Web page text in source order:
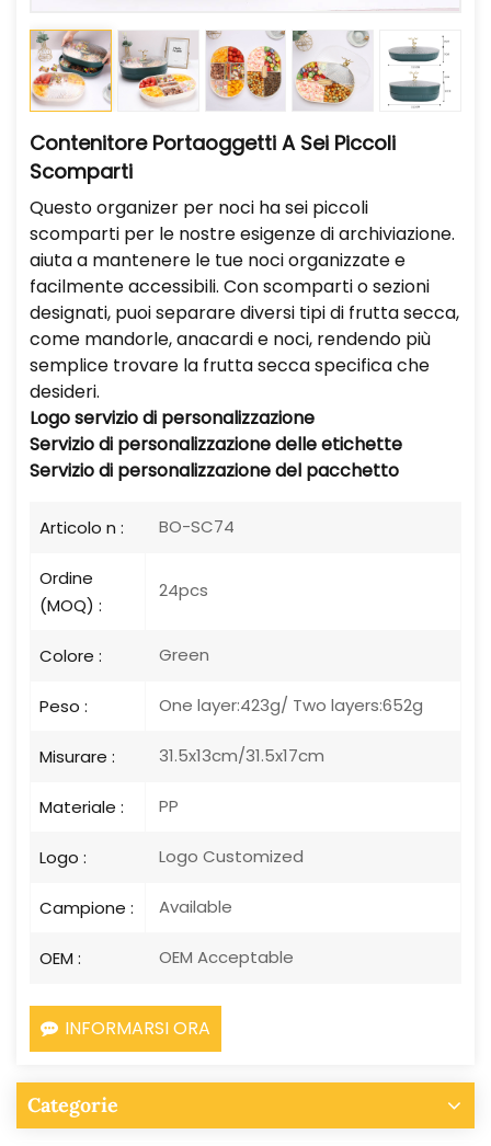
Contenitore Portaoggetti A Sei Piccoli
Scomparti
Questo organizer per noci ha sei piccoli
scomparti per le nostre esigenze di archiviazione.
aiuta a mantenere le tue noci organizzate e
facilmente accessibili. Con scomparti o sezioni
designati, puoi separare diversi tipi di frutta secca,
come mandorle, anacardi e noci, rendendo più
semplice trovare la frutta secca specifica che
desideri.
Logoservizio di personalizzazione
Servizio di personalizzazione delle etichette
Servizio di personalizzazione del pacchetto
Articolo n : BO-SC74
Ordine
(MOQ) :
24pcs
Colore : Green
Peso : One layer:423g/ Two layers:652g
Misurare : 31.5x13cm/31.5x17cm
Materiale : PP
Logo : Logo Customized
Campione : Available
OEM : OEM Acceptable
INFORMARSI ORA
Categorie